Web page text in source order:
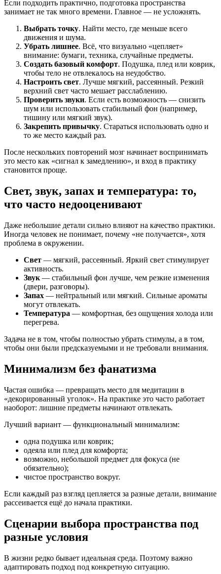
Если подходить практично, подготовка пространства
занимает не так много времени. Главное — не усложнять.
Выбрать точку. Найти место, где меньше всего
движения и шума.
Убрать лишнее. Всё, что визуально «цепляет»
внимание: бумаги, техника, случайные предметы.
Создать базовый комфорт. Подушка, плед или коврик,
чтобы тело не отвлекалось на неудобство.
Настроить свет. Лучше мягкий, рассеянный. Резкий
верхний свет часто мешает расслаблению.
Проверить звуки. Если есть возможность — снизить
шум или использовать стабильный фон (например,
тишину или мягкий звук).
Закрепить привычку. Стараться использовать одно и
то же место каждый раз.
После нескольких повторений мозг начинает воспринимать
это место как «сигнал к замедлению», и вход в практику
становится проще.
Свет, звук, запах и температура: то,
что часто недооценивают
Даже небольшие детали сильно влияют на качество практики.
Иногда человек не понимает, почему «не получается», хотя
проблема в окружении.
Свет — мягкий, рассеянный. Яркий свет стимулирует
активность.
Звук — стабильный фон лучше, чем резкие изменения
(двери, разговоры).
Запах — нейтральный или мягкий. Сильные ароматы
могут отвлекать.
Температура — комфортная, без ощущения холода или
перегрева.
Задача не в том, чтобы полностью убрать стимулы, а в том,
чтобы они были предсказуемыми и не требовали внимания.
Минимализм без фанатизма
Частая ошибка — превращать место для медитации в
«декорированный уголок». На практике это часто работает
наоборот: лишние предметы начинают отвлекать.
Лучший вариант — функциональный минимализм:
одна подушка или коврик;
одеяла или плед для комфорта;
возможно, небольшой предмет для фокуса (не
обязательно);
чистое пространство вокруг.
Если каждый раз взгляд цепляется за разные детали, внимание
рассеивается ещё до начала практики.
Сценарии выбора пространства под
разные условия
В жизни редко бывает идеальная среда. Поэтому важно
адаптировать подход под конкретную ситуацию.